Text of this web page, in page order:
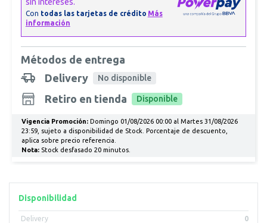
Disponibilidad
Delivery 0
Métodos de entrega
Delivery
No disponible
Retiro en tienda Disponible
Vigencia Promoción:Domingo 01/08/2026 00:00 al Martes 31/08/2026
23:59, sujeto a disponibilidad de Stock. Porcentaje de descuento,
aplica sobre precio referencia.
Nota:Stock desfasado 20 minutos.